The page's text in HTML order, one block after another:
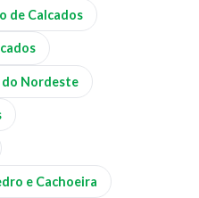
de Calcados
do Nordeste
e Cachoeira